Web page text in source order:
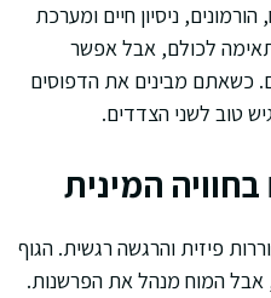
ניסיון חיים ומערכת
לכולם, אבל אפשר
כשאתם מבינים את הדפוסים
טוב לשני הצדדים.
המינית
פיזית והרגשה רגשית. הגוף
אבל המוח מנהל את הפרשנות.